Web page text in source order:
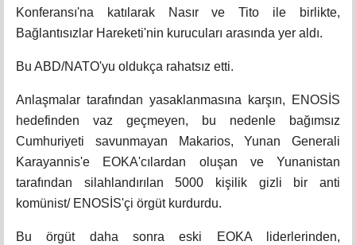
Konferansı'na katılarak Nasır ve Tito ile birlikte,
Bağlantısızlar Hareketi'nin kurucuları arasında yer aldı.
Bu ABD/NATO'yu oldukça rahatsız etti.
Anlaşmalar tarafından yasaklanmasına karşın, ENOSİS
hedefinden vaz geçmeyen, bu nedenle bağımsız
Cumhuriyeti savunmayan Makarios, Yunan Generali
Karayannis'e EOKA'cılardan oluşan ve Yunanistan
tarafından silahlandırılan 5000 kişilik gizli bir anti
komünist/ ENOSİS'çi örgüt kurdurdu.
Bu örgüt daha sonra eski EOKA liderlerinden,